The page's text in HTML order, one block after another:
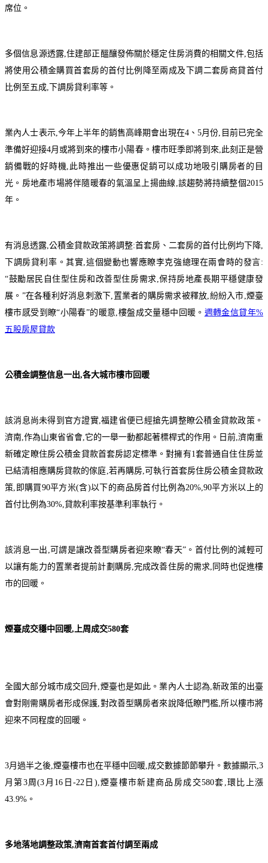
席位。
多個信息源透露,住建部正醞釀發佈關於穩定住房消費的相關文件,包括
將使用公積金購買首套房的首付比例降至兩成及下調二套房商貸首付
比例至五成,下調房貸利率等。
業內人士表示,今年上半年的銷售高峰期會出現在4、5月份,目前已完全
準備好迎接4月或將到來的樓市小陽春。樓市旺季即將到來,此刻正是營
銷備戰的好時機,此時推出一些優惠促銷可以成功地吸引購房者的目
光。房地產市場將伴隨暖春的氣溫呈上揚曲線,該趨勢將持續整個2015
年。
有消息透露,公積金貸款政策將調整:首套房、二套房的首付比例均下降,
下調房貸利率。其實,這個變動也響應瞭李克強總理在兩會時的發言:
“鼓勵居民自住型住房和改善型住房需求,保持房地產長期平穩健康發
展。”在各種利好消息刺激下,置業者的購房需求被釋放,紛紛入市,煙臺
樓市感受到瞭“小陽春”的暖意,樓盤成交量穩中回暖。 週轉金信貸年%
五股房屋貸款
公積金調整信息一出,各大城市樓市回暖
該消息尚未得到官方證實,福建省便已經搶先調整瞭公積金貸款政策。
濟南,作為山東省省會,它的一舉一動都起著標桿式的作用。日前,濟南重
新確定瞭住房公積金貸款首套房認定標準。對擁有1套普通自住住房並
已結清相應購房貸款的傢庭,若再購房,可執行首套房住房公積金貸款政
策,即購買90平方米(含)以下的商品房首付比例為20%,90平方米以上的
首付比例為30%,貸款利率按基準利率執行。
該消息一出,可謂是讓改善型購房者迎來瞭“春天”。首付比例的減輕可
以讓有能力的置業者提前計劃購房,完成改善住房的需求,同時也促進樓
市的回暖。
煙臺成交穩中回暖,上周成交580套
全國大部分城市成交回升,煙臺也是如此。業內人士認為,新政策的出臺
會對剛需購房者形成保護,對改善型購房者來說降低瞭門檻,所以樓市將
迎來不同程度的回暖。
3月過半之後,煙臺樓市也在平穩中回暖,成交數據節節攀升。數據顯示,3
月第3周(3月16日-22日),煙臺樓市新建商品房成交580套,環比上漲
43.9%。
多地落地調整政策,濟南首套首付調至兩成